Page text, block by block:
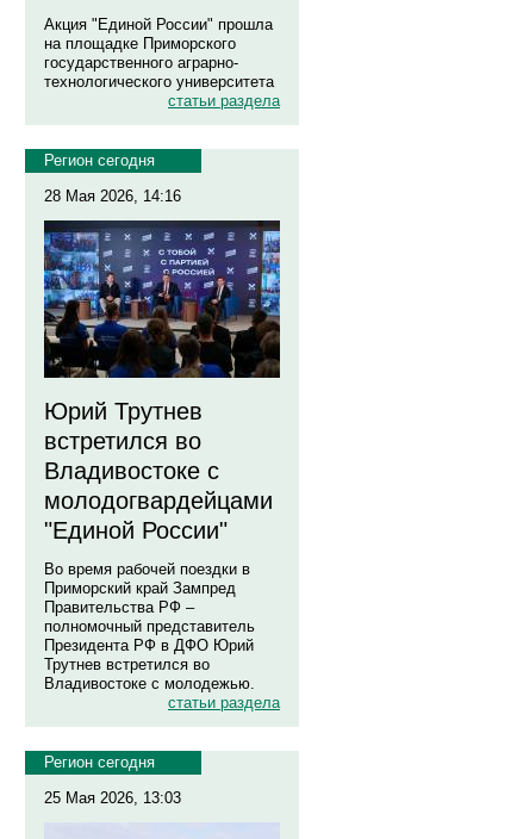
Акция "Единой России" прошла
на площадке Приморского
государственного аграрно-
технологического университета
статьи раздела
Регион сегодня
28 Мая 2026, 14:16
Юрий Трутнев
встретился во
Владивостоке с
молодогвардейцами
"Единой России"
Во время рабочей поездки в
Приморский край Зампред
Правительства РФ –
полномочный представитель
Президента РФ в ДФО Юрий
Трутнев встретился во
Владивостоке с молодежью.
статьи раздела
Регион сегодня
25 Мая 2026, 13:03